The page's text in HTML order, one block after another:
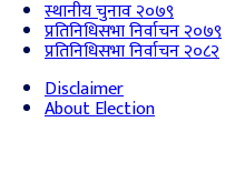
स्थानीय चुनाव २०७९
प्रतिनिधिसभा निर्वाचन २०७९
प्रतिनिधिसभा निर्वाचन २०८२
Disclaimer
About Election